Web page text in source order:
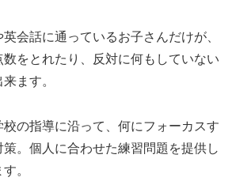
会話に通っているお子さんだけが、
をとれたり、反対に何もしていない
ます。
の指導に沿って、何にフォーカスす
。個人に合わせた練習問題を提供し
。